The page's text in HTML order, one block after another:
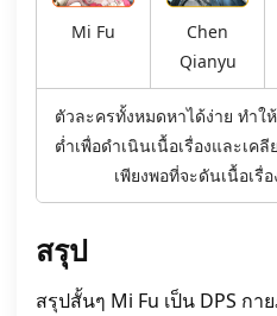
Mi Fu
Chen
Qianyu
ตัวละครทั้งหมดหาได้ง่าย ทำ
ต่ำเพื่อดำเนินเนื้อเรื่องและเ
เพียงพอที่จะดันเนื้อเรื่
สรุป
สรุปสั้นๆ Mi Fu เป็น DPS ก